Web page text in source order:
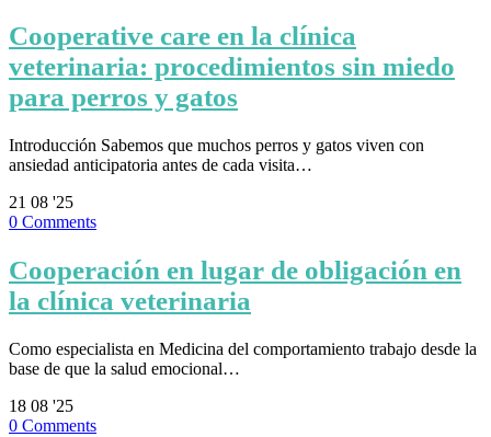
Cooperative care en la clínica
veterinaria: procedimientos sin miedo
para perros y gatos
Introducción Sabemos que muchos perros y gatos viven con
ansiedad anticipatoria antes de cada visita…
21 08 '25
0 Comments
Cooperación en lugar de obligación en
la clínica veterinaria
Como especialista en Medicina del comportamiento trabajo desde la
base de que la salud emocional…
18 08 '25
0 Comments